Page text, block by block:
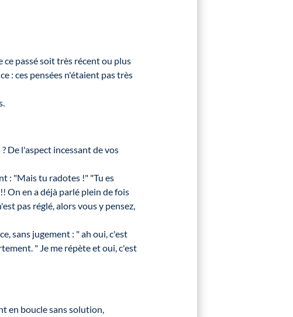
ce passé soit très récent ou plus
: ces pensées n'étaient pas très
De l'aspect incessant de vos
: "Mais tu radotes !" "Tu es
On en a déjà parlé plein de fois
pas réglé, alors vous y pensez,
sans jugement : " ah oui, c'est
" Je me répète et oui, c'est
en boucle sans solution,